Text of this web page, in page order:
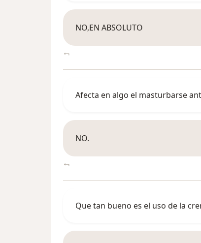
NO,EN ABSOLUTO
Afecta en algo el masturbarse
NO.
Que tan bueno es el uso de la